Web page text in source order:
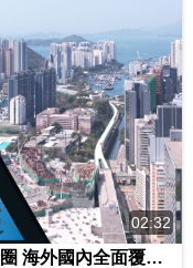
02:32
黃竹坑交通大解構！ 最強1小時生活圈 海外國內全面覆蓋 #港島南岸 影片來源 : FINANCE 730